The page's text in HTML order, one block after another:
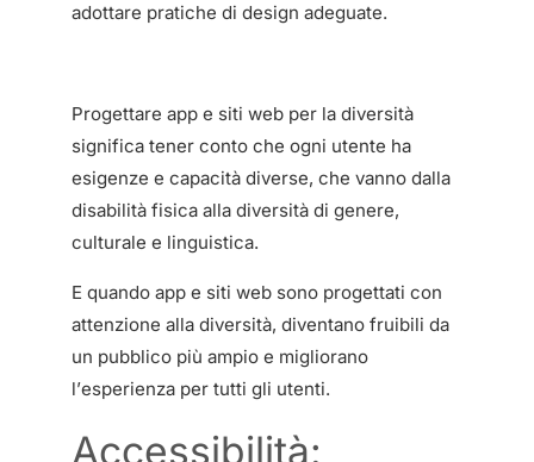
adottare pratiche di design adeguate.
Progettare app e siti web per la diversità
significa tener conto che ogni utente ha
esigenze e capacità diverse, che vanno dalla
disabilità fisica alla diversità di genere,
culturale e linguistica.
E quando app e siti web sono progettati con
attenzione alla diversità, diventano fruibili da
un pubblico più ampio e migliorano
l’esperienza per tutti gli utenti.
Accessibilità: